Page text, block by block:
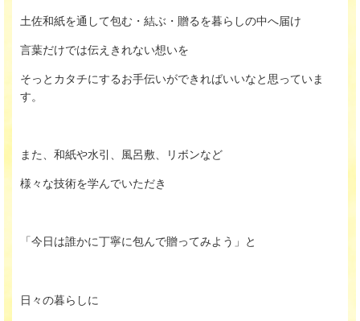
土佐和紙を通して包む・結ぶ・贈るを暮らしの中へ届け
言葉だけでは伝えきれない想いを
そっとカタチにするお手伝いができればいいなと思っていま
す。
また、和紙や水引、風呂敷、リボンなど
様々な技術を学んでいただき
「今日は誰かに丁寧に包んで贈ってみよう」と
日々の暮らしに